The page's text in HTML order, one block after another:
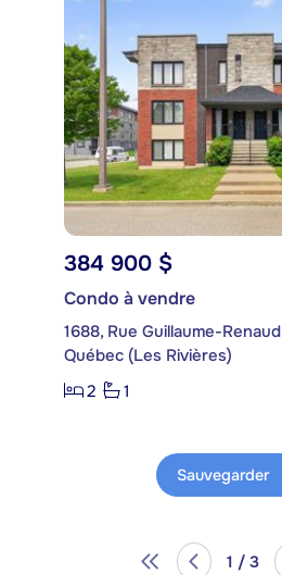
384 900 $
Condo à vendre
1688, Rue Guillaume-Renaud
Québec (Les Rivières)
2
1
Sauvegarder
1 / 3